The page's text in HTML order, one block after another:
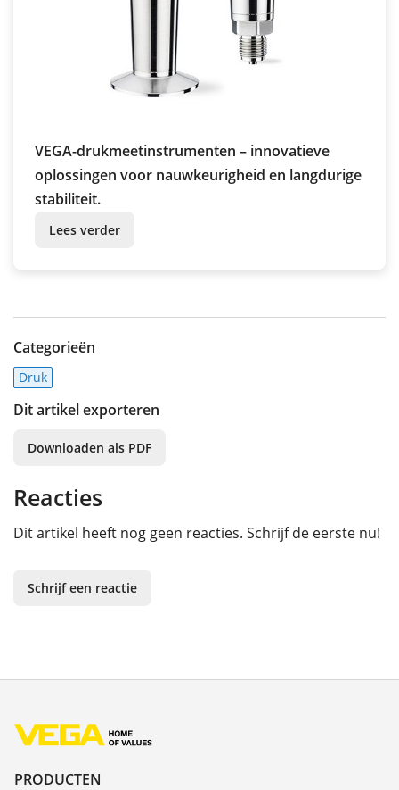
VEGA-drukmeetinstrumenten – innovatieve
oplossingen voor nauwkeurigheid en langdurige
stabiliteit.
Lees verder
Categorieën
Druk
Dit artikel exporteren
Downloaden als PDF
Reacties
Dit artikel heeft nog geen reacties. Schrijf de eerste nu!
Schrijf een reactie
PRODUCTEN